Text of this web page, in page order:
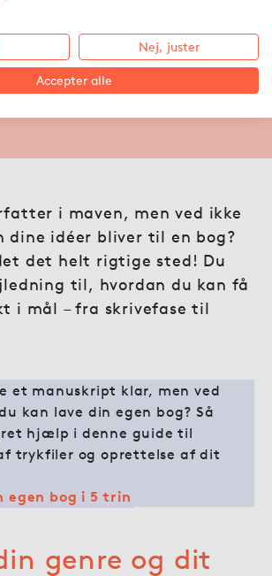
i maven, men ved ikke
dine idéer bliver til en bog?
det helt rigtige sted! Du
til, hvordan du kan få
i mål – fra skrivefase til
et manuskript klar, men ved
kan lave din egen bog? Så
hjælp i denne guide til
trykfiler og oprettelse af dit
egen bog i 5 trin
genre og dit
Nej, juster
Accepter alle